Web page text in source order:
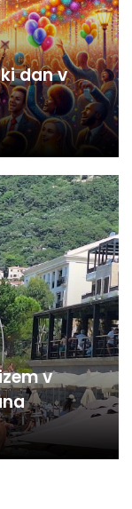
dan v
v